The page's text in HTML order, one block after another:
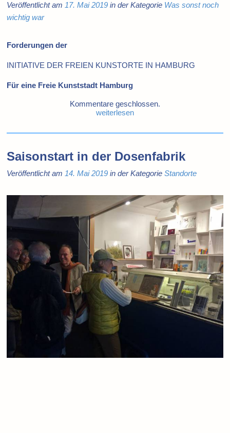
Veröffentlicht am 17. Mai 2019 in der Kategorie Was sonst noch
wichtig war
Forderungen der
INITIATIVE DER FREIEN KUNSTORTE IN HAMBURG
Für eine Freie Kunststadt Hamburg
Kommentare geschlossen.
weiterlesen
Saisonstart in der Dosenfabrik
Veröffentlicht am 14. Mai 2019 in der KategorieStandorte